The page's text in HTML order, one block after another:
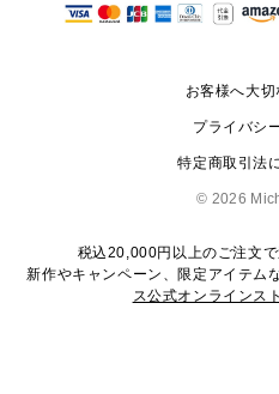
スニ
▶ ウ
サイズ交換はできますか？
会社概要
お客様へ大
プライバシ
特定商取引法
© 2026
税込20,000円以上のご注文
新作やキャンペーン、限定アイテム
ス公式オンラインス